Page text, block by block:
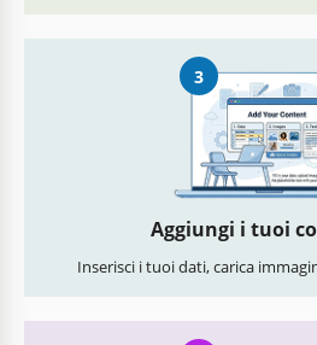
3
Aggiungi i tuoi
Inserisci i tuoi dati, carica